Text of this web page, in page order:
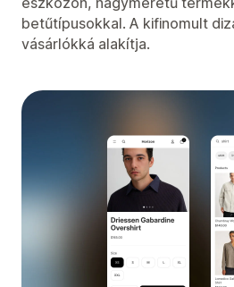
betűtípusokkal. A kifinomult
vásárlókká alakítja.